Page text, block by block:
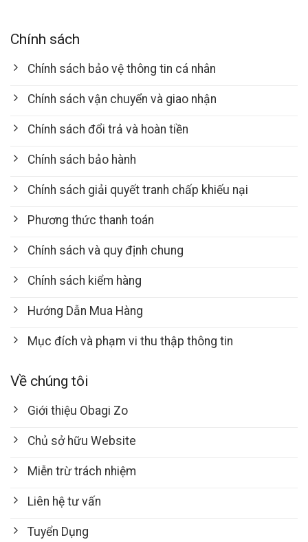
Chính sách
Chính sách bảo vệ thông tin cá nhân
Chính sách vận chuyển và giao nhận
Chính sách đổi trả và hoàn tiền
Chính sách bảo hành
Chính sách giải quyết tranh chấp khiếu nại
Phương thức thanh toán
Chính sách và quy định chung
Chính sách kiểm hàng
Hướng Dẫn Mua Hàng
Mục đích và phạm vi thu thập thông tin
Về chúng tôi
Giới thiệu Obagi Zo
Chủ sở hữu Website
Miễn trừ trách nhiệm
Liên hệ tư vấn
Tuyển Dụng